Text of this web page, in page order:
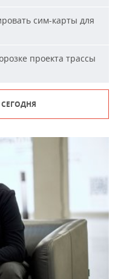
сим-карты для
проекта трассы